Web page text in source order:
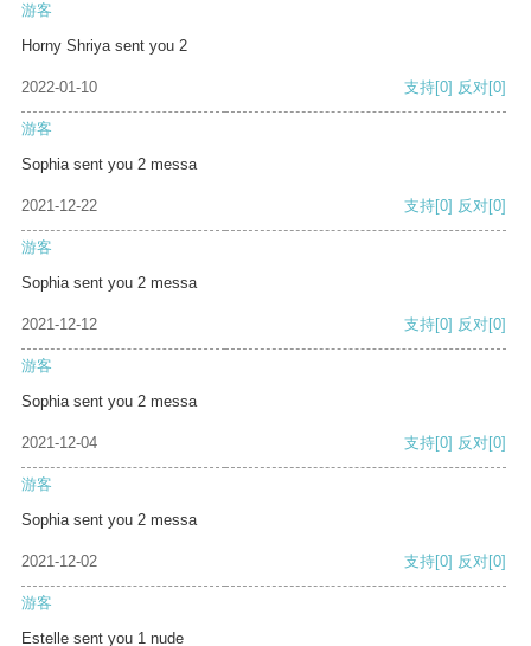
游客
Horny Shriya sent you 2
2022-01-10 支持[0] 反对[0]
游客
Sophia sent you 2 messa
2021-12-22 支持[0] 反对[0]
游客
Sophia sent you 2 messa
2021-12-12 支持[0] 反对[0]
游客
Sophia sent you 2 messa
2021-12-04 支持[0] 反对[0]
游客
Sophia sent you 2 messa
2021-12-02 支持[0] 反对[0]
游客
Estelle sent you 1 nude